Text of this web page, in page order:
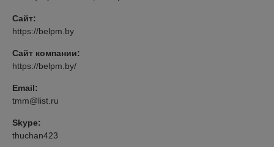
Сайт:
https://belpm.by
Сайт компании:
https://belpm.by/
Email:
tmm@list.ru
Skype:
thuchan423